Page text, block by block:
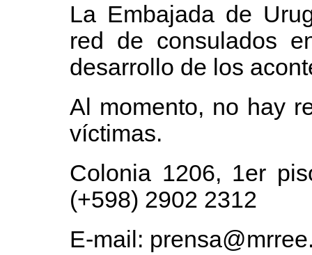
La Embajada de
red de consulados
desarrollo de los
Al momento, no hay
víctimas.
Colonia 1206, 1er
(+598) 2902 2312
E-mail: